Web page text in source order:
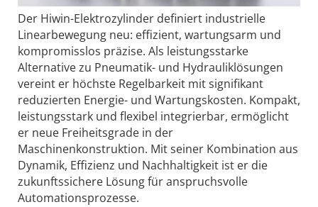
Der Hiwin-Elektrozylinder definiert industrielle
Linearbewegung neu: effizient, wartungsarm und
kompromisslos präzise. Als leistungsstarke
Alternative zu Pneumatik- und Hydrauliklösungen
vereint er höchste Regelbarkeit mit signifikant
reduzierten Energie- und Wartungskosten. Kompakt,
leistungsstark und flexibel integrierbar, ermöglicht
er neue Freiheitsgrade in der
Maschinenkonstruktion. Mit seiner Kombination aus
Dynamik, Effizienz und Nachhaltigkeit ist er die
zukunftssichere Lösung für anspruchsvolle
Automationsprozesse.